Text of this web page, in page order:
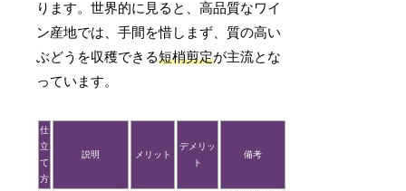
ります。世界的に見ると、高品質なワイ
ン産地では、手間を惜しまず、質の高い
ぶどうを収穫できる短梢剪定が主流とな
っています。
仕
立
て
方
説明 メリット
デメリッ
ト
備考